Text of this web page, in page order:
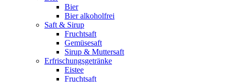
Bier
Bier alkoholfrei
Saft & Sirup
Fruchtsaft
Gemüsesaft
Sirup & Muttersaft
Erfrischungsgetränke
Eistee
Fruchtsaft